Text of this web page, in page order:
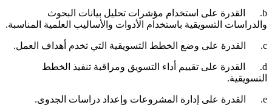
b. القدرة على استخدام مؤشرات تحليل بيانات البحوث
التسويقية باستخدام الأدوات والأساليب العلمية المناسبة.
d. القدرة على تقييم أداء التسويق ومراقبة تنفيذ الخطط